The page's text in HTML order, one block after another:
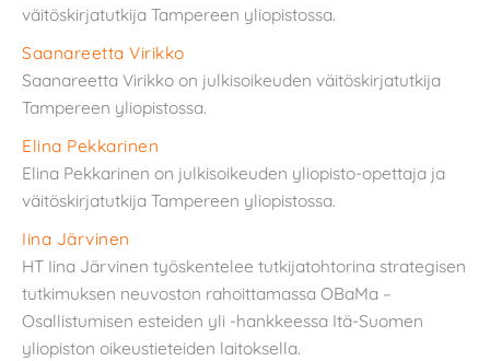
väitöskirjatutkija Tampereen yliopistossa.
Saanareetta Virikko
Saanareetta Virikko on julkisoikeuden väitöskirjatutkija
Tampereen yliopistossa.
Elina Pekkarinen
Elina Pekkarinen on julkisoikeuden yliopisto-opettaja ja
väitöskirjatutkija Tampereen yliopistossa.
Iina Järvinen
HT Iina Järvinen työskentelee tutkijatohtorina strategisen
tutkimuksen neuvoston rahoittamassa OBaMa –
Osallistumisen esteiden yli -hankkeessa Itä-Suomen
yliopiston oikeustieteiden laitoksella.